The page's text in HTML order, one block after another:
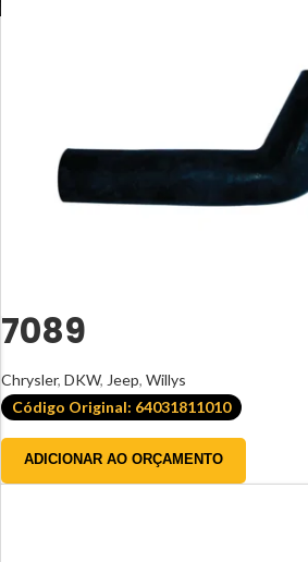
7089
Chrysler, DKW, Jeep, Willys
Código Original: 64031811010
ADICIONAR AO ORÇAMENTO